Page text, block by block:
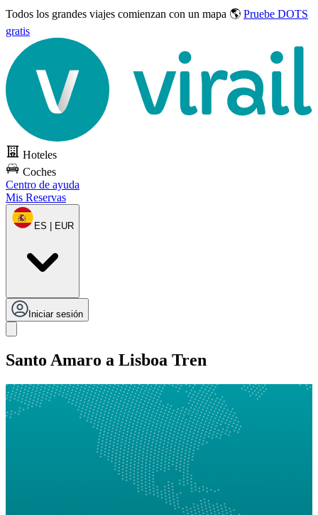
Todos los grandes viajes comienzan con un mapa 🌎 Pruebe DOTS
gratis
Hoteles
Coches
Centro de ayuda
Mis Reservas
ES | EUR
Iniciar sesión
Santo Amaro a Lisboa Tren